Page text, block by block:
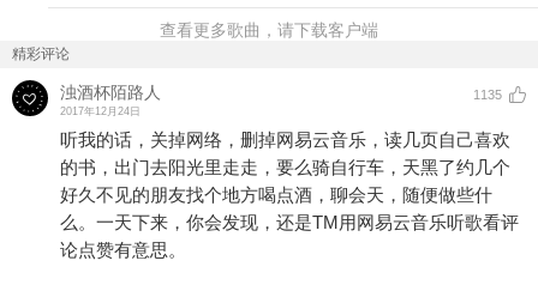
查看更多歌曲，请下载客户端
精彩评论
浊酒杯陌路人
2017年12月24日
1135
听我的话，关掉网络，删掉网易云音乐，读几页自己喜欢
的书，出门去阳光里走走，要么骑自行车，天黑了约几个
好久不见的朋友找个地方喝点酒，聊会天，随便做些什
么。一天下来，你会发现，还是TM用网易云音乐听歌看评
论点赞有意思。